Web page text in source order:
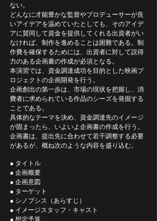
ない。
どんなに才能豊かな監督やプロデューサーが良
いアイデアを温めていたとしても、そのアイデ
アに賛同して資金を提供してくれる出資者がい
なければ、制作を進めることは困難である。制
作費を確保するためには、出資者に対して説得
力のある企画書の作成が必須となる。
本演習では、資金調達成功を目的とした映画プ
ロジェクトの企画開発を行う。
企画創出の第一歩は、市場の現状を把握し、消
費者に求められている作品のシーズを発掘する
ことである。
具体的なテーマを決め、資金調達先のイメージ
が固まったら、いよいよ企画書の作成を行う。
企画書は、提出先に合わせて若干調整する必要
があるが、概ね次のような内容を盛り込む。
● タイトル
● 企画概要
● 企画意図
● ターゲット
● シノプシス（あらすじ）
● イメージスタッフ・キャスト
● 想定予算